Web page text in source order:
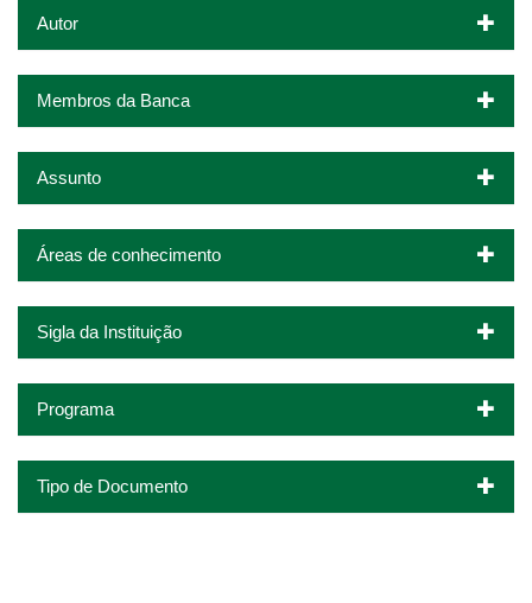
Autor
Membros da Banca
Assunto
Áreas de conhecimento
Sigla da Instituição
Programa
Tipo de Documento